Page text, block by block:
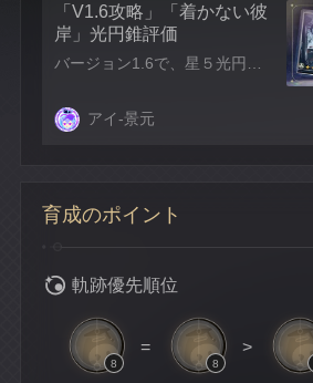
「V1.6攻略」「着かない彼
岸」光円錐評価
バージョン1.6で、星５光円錐「着かない彼岸」の復刻が来ます。これは開拓者の皆様が気になるところでしょう。 「刃」がいる場合、専用光円錐を入手すべきか？ 「刃」がいない場合、この光円錐を入手すべきか？ ほかのキャラに使えるか？ 開拓者の皆様の疑問に答えるために、この攻略では星５専用光円錐「着かない彼岸」の評価をご紹介します。 ——光円錐紹介—— 光円錐ステータス：Lv .MAXの基礎ステータスは1270/582/330です。HPは全ての光円錐において最高レベルです。
アイ-景元
育成のポイント
軌跡優先順位
8
=
8
>